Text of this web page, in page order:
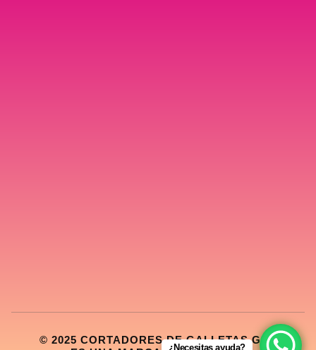
© 2025 CORTADORES DE GALLETAS GDL
¿Necesitas ayuda?